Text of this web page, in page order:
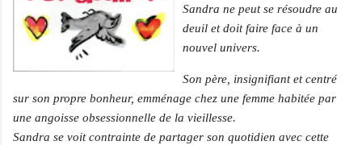
Sandra ne peut se résoudre au
deuil et doit faire face à un
nouvel univers.
Son père, insignifiant et centré
sur son propre bonheur, emménage chez une femme habitée par
une angoisse obsessionnelle de la vieillesse.
Sandra se voit contrainte de partager son quotidien avec cette